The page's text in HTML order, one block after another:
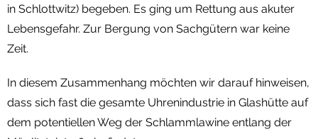
in Schlottwitz) begeben. Es ging um Rettung aus akuter
Lebensgefahr. Zur Bergung von Sachgütern war keine
Zeit.
In diesem Zusammenhang möchten wir darauf hinweisen,
dass sich fast die gesamte Uhrenindustrie in Glashütte auf
dem potentiellen Weg der Schlammlawine entlang der